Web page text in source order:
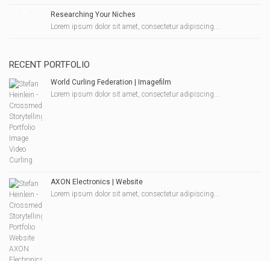
Researching Your Niches
Lorem ipsum dolor sit amet, consectetur adipiscing...
RECENT PORTFOLIO
World Curling Federation | Imagefilm
Lorem ipsum dolor sit amet, consectetur adipiscing...
AXON Electronics | Website
Lorem ipsum dolor sit amet, consectetur adipiscing...